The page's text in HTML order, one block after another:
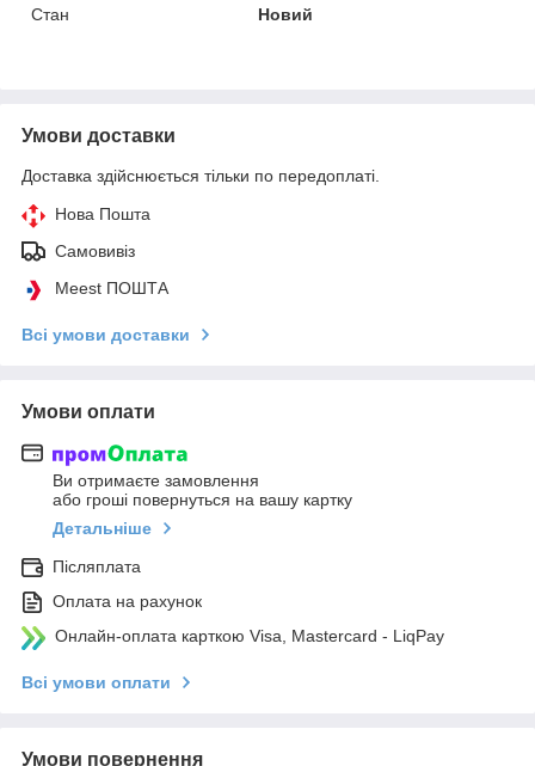
Стан
Новий
Умови доставки
Доставка здійснюється тільки по передоплаті.
Нова Пошта
Самовивіз
Meest ПОШТА
Всі умови доставки
Умови оплати
Ви отримаєте замовлення
або гроші повернуться на вашу картку
Детальніше
Післяплата
Оплата на рахунок
Онлайн-оплата карткою Visa, Mastercard - LiqPay
Всі умови оплати
Умови повернення